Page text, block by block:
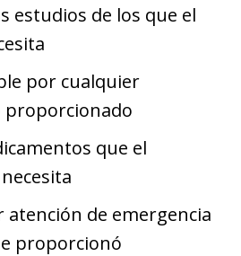
estudios de los que el
por cualquier
que el
atención de emergencia
proporcionó